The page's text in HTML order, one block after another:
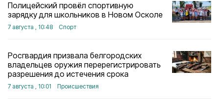
Полицейский провёл спортивную
зарядку для школьников в Новом Осколе
7 августа , 10:48 Спорт
Росгвардия призвала белгородских
владельцев оружия перерегистрировать
разрешения до истечения срока
7 августа , 10:01 Происшествия